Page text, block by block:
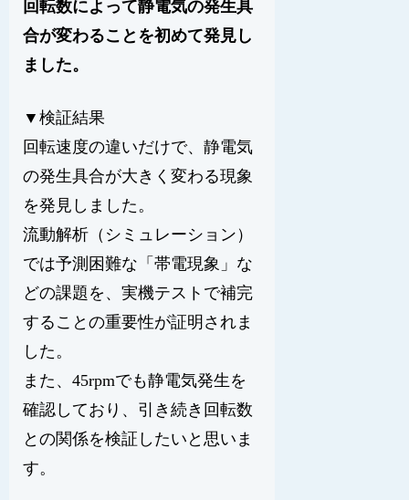
回転数によって静電気の発生具
合が変わることを初めて発見し
ました。
▼検証結果
回転速度の違いだけで、静電気
の発生具合が大きく変わる現象
を発見しました。
流動解析（シミュレーション）
では予測困難な「帯電現象」な
どの課題を、実機テストで補完
することの重要性が証明されま
した。
また、45rpmでも静電気発生を
確認しており、引き続き回転数
との関係を検証したいと思いま
す。